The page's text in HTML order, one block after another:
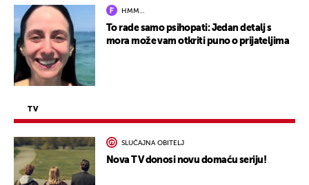
HMM…
To rade samo psihopati: Jedan detalj s
mora može vam otkriti puno o prijateljima
TV
SLUČAJNA OBITELJ
Nova TV donosi novu domaću seriju!